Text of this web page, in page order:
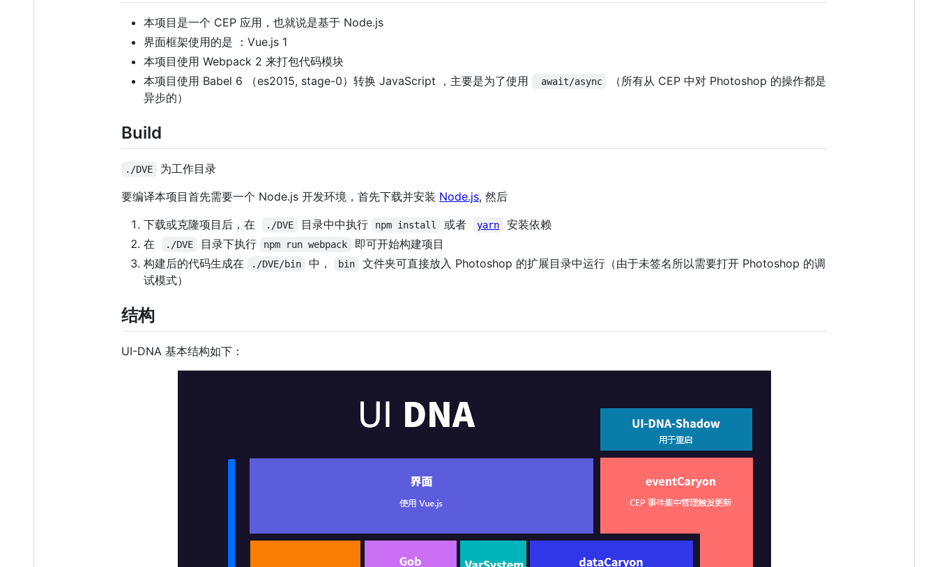
本项目是一个 CEP 应用，也就说是基于 Node.js
界面框架使用的是 ：Vue.js 1
本项目使用 Webpack 2 来打包代码模块
本项目使用 Babel 6 （es2015, stage-0）转换 JavaScript ，主要是为了使用
await/async
（所有从 CEP 中对 Photoshop 的操作都是
异步的）
Build
./DVE
为工作目录
要编译本项目首先需要一个 Node.js 开发环境，首先下载并安装 Node.js, 然后
下载或克隆项目后，在
./DVE 目录中中执行 npm install 或者 yarn
安装依赖
在
./DVE 目录下执行 npm run webpack
即可开始构建项目
构建后的代码生成在
./DVE/bin 中， bin
文件夹可直接放入 Photoshop 的扩展目录中运行（由于未签名所以需要打开 Photoshop 的调
试模式）
结构
UI-DNA 基本结构如下：